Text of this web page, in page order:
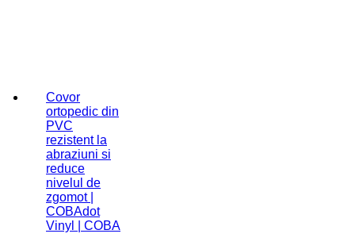
Covor
ortopedic din
PVC
rezistent la
abraziuni si
reduce
nivelul de
zgomot |
COBAdot
Vinyl | COBA